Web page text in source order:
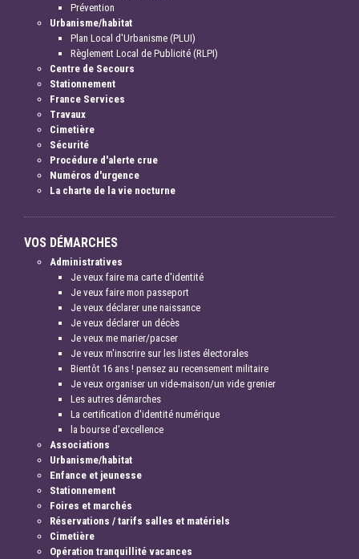
Prévention
Urbanisme/habitat
Plan Local d'Urbanisme (PLUI)
Règlement Local de Publicité (RLPI)
Centre de Secours
Stationnement
France Services
Travaux
Cimetière
Sécurité
Procédure d'alerte crue
Numéros d'urgence
La charte de la vie nocturne
VOS DÉMARCHES
Administratives
Je veux faire ma carte d'identité
Je veux faire mon passeport
Je veux déclarer une naissance
Je veux déclarer un décès
Je veux me marier/pacser
Je veux m'inscrire sur les listes électorales
Bientôt 16 ans ! pensez au recensement militaire
Je veux organiser un vide-maison/un vide grenier
Les autres démarches
La certification d'identité numérique
la bourse d'excellence
Associations
Urbanisme/habitat
Enfance et jeunesse
Stationnement
Foires et marchés
Réservations / tarifs salles et matériels
Cimetière
Opération tranquillité vacances